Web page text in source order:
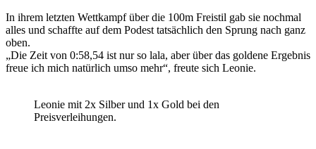
In ihrem letzten Wettkampf über die 100m Freistil gab sie nochmal
alles und schaffte auf dem Podest tatsächlich den Sprung nach ganz
oben.
„Die Zeit von 0:58,54 ist nur so lala, aber über das goldene Ergebnis
freue ich mich natürlich umso mehr“, freute sich Leonie.
Leonie mit 2x Silber und 1x Gold bei den
Preisverleihungen.